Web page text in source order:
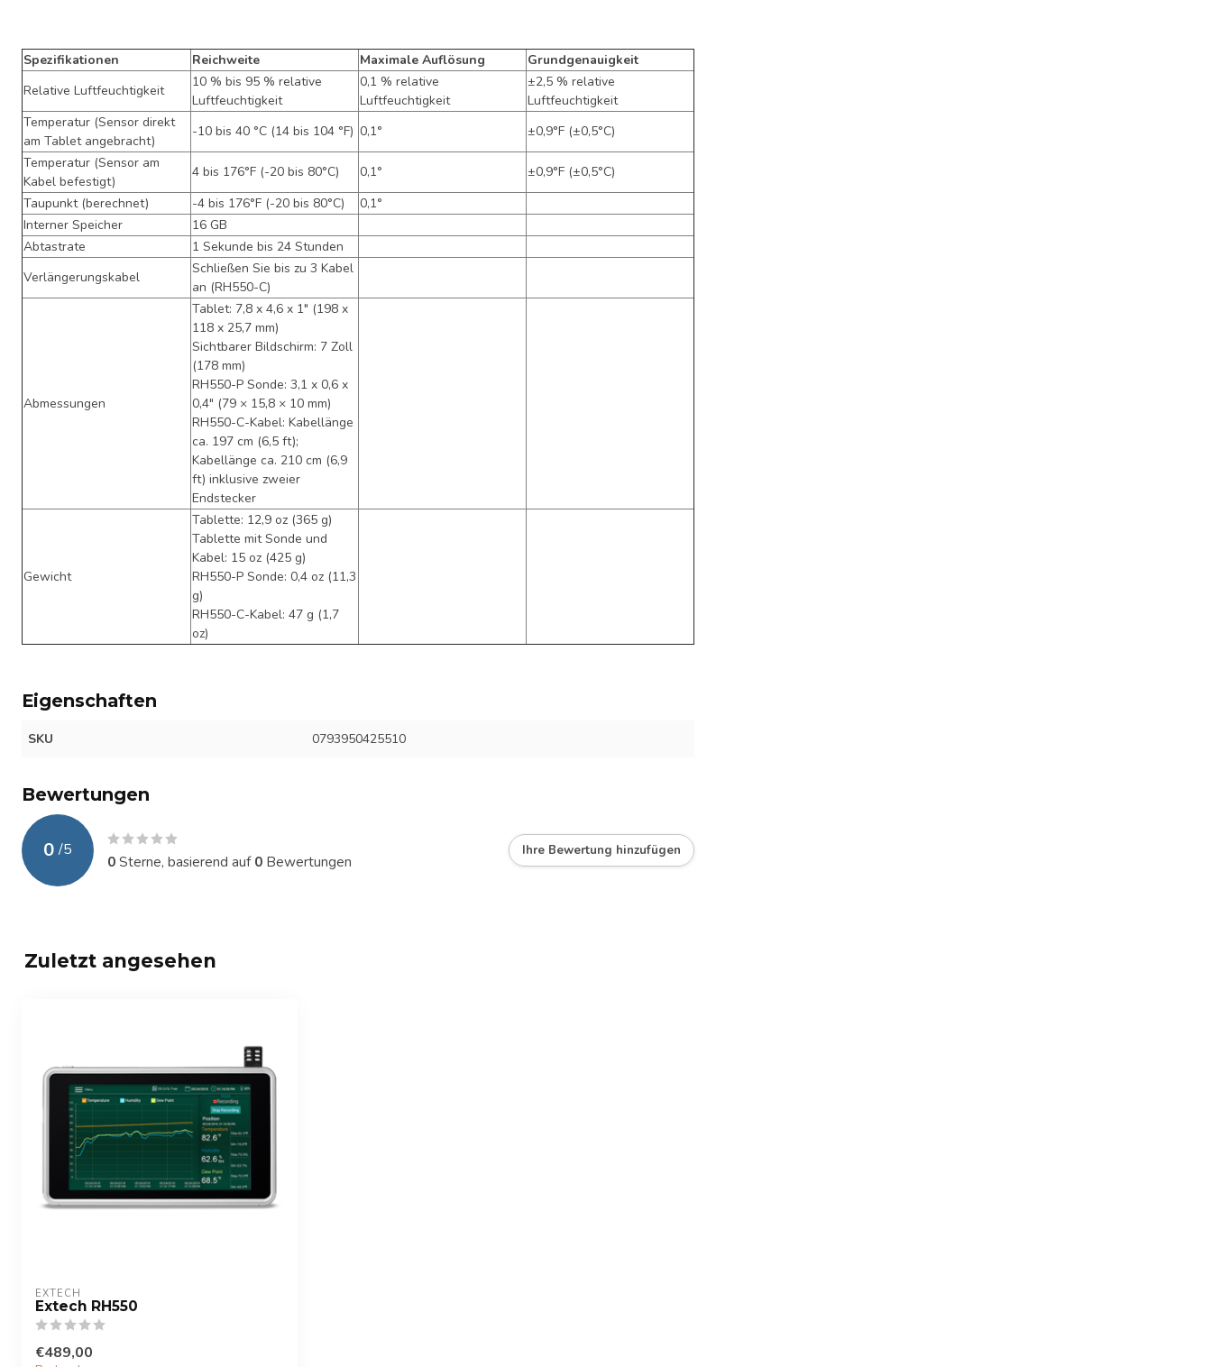
Spezifikationen Reichweite Maximale Auflösung
Grundgenauigkeit
Relative Luftfeuchtigkeit
10 % bis 95 % relative
Luftfeuchtigkeit
0,1 % relative
Luftfeuchtigkeit
±2,5 % relative
Luftfeuchtigkeit
Temperatur (Sensor direkt
am Tablet angebracht)
-10 bis 40 °C (14 bis 104 °F) 0,1°
±0,9°F (±0,5°C)
Temperatur (Sensor am
Kabel befestigt)
4 bis 176°F (-20 bis 80°C) 0,1°
±0,9°F (±0,5°C)
Taupunkt (berechnet)
-4 bis 176°F (-20 bis 80°C)
0,1°
Interner Speicher
16 GB
Abtastrate
1 Sekunde bis 24 Stunden
Verlängerungskabel
Schließen Sie bis zu 3 Kabel
an (RH550-C)
Abmessungen
Tablet: 7,8 x 4,6 x 1" (198 x
118 x 25,7 mm)
Sichtbarer Bildschirm: 7 Zoll
(178 mm)
RH550-P Sonde: 3,1 x 0,6 x
0,4" (79 × 15,8 × 10 mm)
RH550-C-Kabel: Kabellänge
ca. 197 cm (6,5 ft);
Kabellänge ca. 210 cm (6,9
ft) inklusive zweier
Endstecker
Gewicht
Tablette: 12,9 oz (365 g)
Tablette mit Sonde und
Kabel: 15 oz (425 g)
RH550-P Sonde: 0,4 oz (11,3
g)
RH550-C-Kabel: 47 g (1,7
oz)
Eigenschaften
SKU 0793950425510
Bewertungen
0 /5
0Sterne, basierend auf0 Bewertungen
Ihre Bewertung hinzufügen
Zuletzt angesehen
EXTECH
Extech RH550
€489,00